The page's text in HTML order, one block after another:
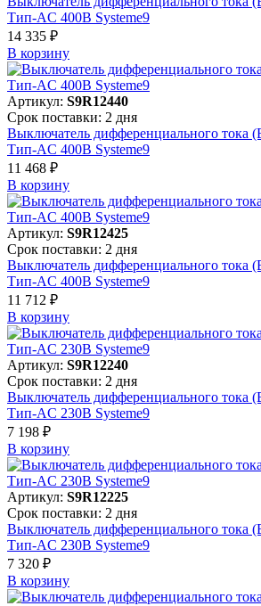
Тип-AC 400В Systeme9
14 335 ₽
В корзинy
Артикул: S9R12440
Срок поставки: 2 дня
Выключатель дифференциального тока
Тип-AC 400В Systeme9
11 468 ₽
В корзинy
Артикул: S9R12425
Срок поставки: 2 дня
Выключатель дифференциального тока
Тип-AC 400В Systeme9
11 712 ₽
В корзинy
Артикул: S9R12240
Срок поставки: 2 дня
Выключатель дифференциального тока
Тип-AC 230В Systeme9
7 198 ₽
В корзинy
Артикул: S9R12225
Срок поставки: 2 дня
Выключатель дифференциального тока
Тип-AC 230В Systeme9
7 320 ₽
В корзинy